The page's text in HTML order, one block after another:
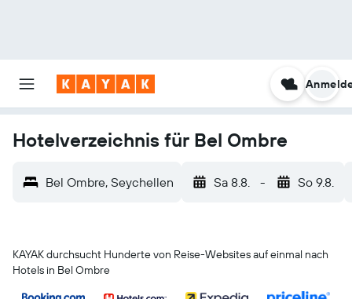
Hotelverzeichnis für Bel Ombre
Bel Ombre, Seychellen Sa 8.8. - So 9.8.
KAYAK durchsucht Hunderte von Reise-Websites auf einmal nach
Hotels in Bel Ombre